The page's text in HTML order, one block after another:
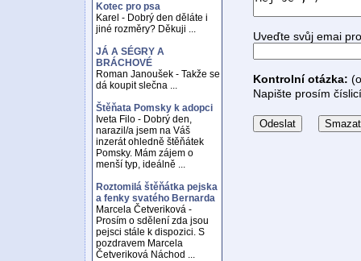
Kotec pro psa
Karel - Dobrý den děláte i
jiné rozměry? Děkuji ...
JÁ A SÉGRY A
BRÁCHOVÉ
Roman Janoušek - Takže se
dá koupit slečna ...
Štěňata Pomsky k adopci
Iveta Filo - Dobrý den,
narazil/a jsem na Váš
inzerát ohledně štěňátek
Pomsky. Mám zájem o
menší typ, ideálně ...
Roztomilá štěňátka pejska
a fenky svatého Bernarda
Marcela Četveriková -
Prosím o sdělení zda jsou
pejsci stále k dispozici. S
pozdravem Marcela
Četveriková Náchod ...
Uveďte svůj emai
Kontrolní otázka:
Napište prosím